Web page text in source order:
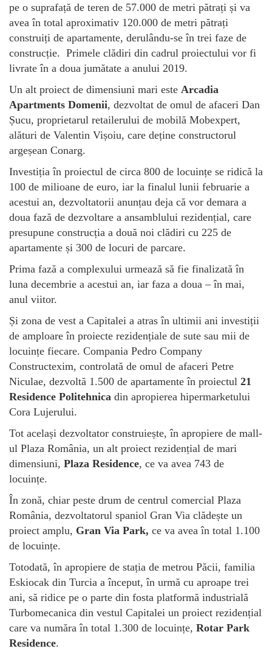
pe o suprafață de teren de 57.000 de metri pătrați și va
avea în total aproximativ 120.000 de metri pătrați
construiți de apartamente, derulându-se în trei faze de
construcție. Primele clădiri din cadrul proiectului vor fi
livrate în a doua jumătate a anului 2019.
Un alt proiect de dimensiuni mari este Arcadia
Apartments Domenii, dezvoltat de omul de afaceri Dan
Șucu, proprietarul retailerului de mobilă Mobexpert,
alături de Valentin Vișoiu, care deține constructorul
argeșean Conarg.
Investiția în proiectul de circa 800 de locuințe se ridică la
100 de milioane de euro, iar la finalul lunii februarie a
acestui an, dezvoltatorii anunțau deja că vor demara a
doua fază de dezvoltare a ansamblului rezidențial, care
presupune construcția a două noi clădiri cu 225 de
apartamente și 300 de locuri de parcare.
Prima fază a complexului urmează să fie finalizată în
luna decembrie a acestui an, iar faza a doua – în mai,
anul viitor.
Și zona de vest a Capitalei a atras în ultimii ani investiții
de amploare în proiecte rezidențiale de sute sau mii de
locuințe fiecare. Compania Pedro Company
Constructexim, controlată de omul de afaceri Petre
Niculae, dezvoltă 1.500 de apartamente în proiectul 21
Residence Politehnica din apropierea hipermarketului
Cora Lujerului.
Tot același dezvoltator construiește, în apropiere de mall-
ul Plaza România, un alt proiect rezidențial de mari
dimensiuni, Plaza Residence, ce va avea 743 de
locuințe.
În zonă, chiar peste drum de centrul comercial Plaza
România, dezvoltatorul spaniol Gran Via clădește un
proiect amplu, Gran Via Park, ce va avea în total 1.100
de locuințe.
Totodată, în apropiere de stația de metrou Păcii, familia
Eskiocak din Turcia a început, în urmă cu aproape trei
ani, să ridice pe o parte din fosta platformă industrială
Turbomecanica din vestul Capitalei un proiect rezidențial
care va număra în total 1.300 de locuințe, Rotar Park
Residence.